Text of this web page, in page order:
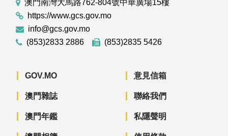
澳門南灣大馬路762-804號中華廣場15樓
https://www.gcs.gov.mo
info@gcs.gov.mo
(853)2833 2886
(853)2835 5426
GOV.MO
澳門雜誌
澳門年鑑
意見信箱
聯絡我們
私隱聲明